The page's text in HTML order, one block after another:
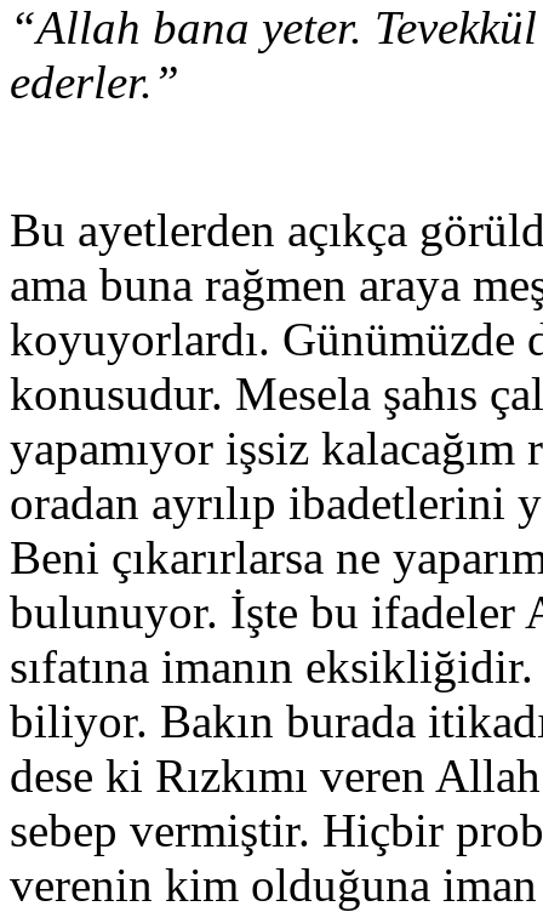
“Allah bana yeter.
ederler.”
Bu ayetlerden açıkça
ama buna rağmen araya
koyuyorlardı. Günümüzde
konusudur. Mesela şahıs
yapamıyor işsiz kalacağım
oradan ayrılıp ibadetlerini
Beni çıkarırlarsa ne
bulunuyor. İşte bu ifadeler
sıfatına imanın
biliyor. Bakın burada
dese ki Rızkımı veren
sebep vermiştir. Hiçbir
verenin kim olduğuna